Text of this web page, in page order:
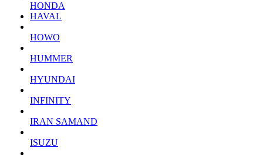
HONDA
HAVAL
HOWO
HUMMER
HYUNDAI
INFINITY
IRAN SAMAND
ISUZU